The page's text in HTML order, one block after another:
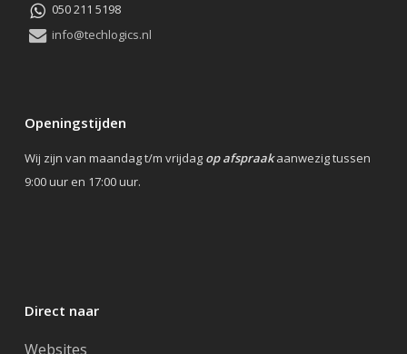
050 211 5198
info@techlogics.nl
Openingstijden
Wij zijn van maandag t/m vrijdag op afspraakaanwezig tussen
9:00 uur en 17:00 uur.
Direct naar
Websites